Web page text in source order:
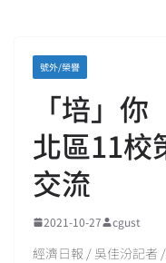
號外/榮譽
「培」
北區11校
交流
2021-10-27 cgust
經濟日報 / 吳佳汾記者